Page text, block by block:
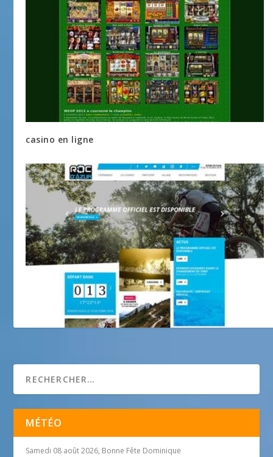
casino en ligne
MÉTÉO
Samedi 08 août 2026, Bonne Fête Dominique